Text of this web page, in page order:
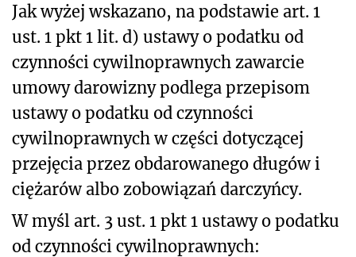
Jak wyżej wskazano, na podstawie art. 1
ust. 1 pkt 1 lit. d) ustawy o podatku od
czynności cywilnoprawnych zawarcie
umowy darowizny podlega przepisom
ustawy o podatku od czynności
cywilnoprawnych w części dotyczącej
przejęcia przez obdarowanego długów i
ciężarów albo zobowiązań darczyńcy.
W myśl art. 3 ust. 1 pkt 1 ustawy o podatku
od czynności cywilnoprawnych: